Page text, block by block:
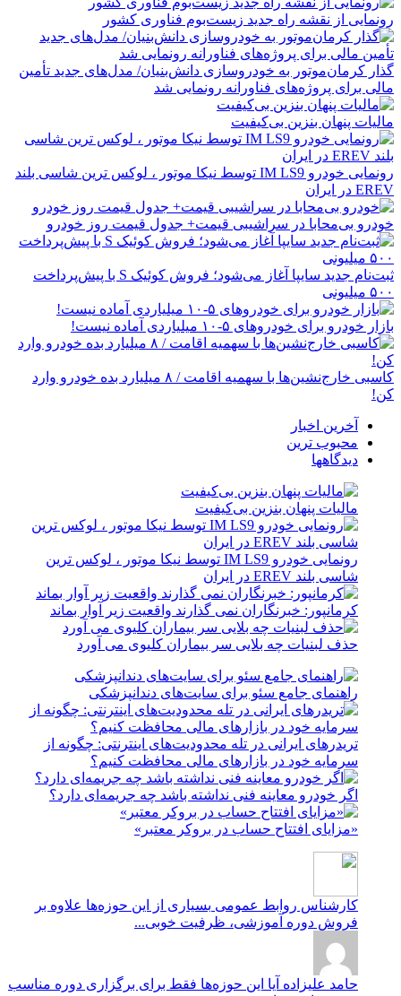
رونمایی از نقشه راه جدید زیست‌بوم فناوری کشور
گذار کرمان‌موتور به خودروسازی دانش‌بنیان/ مدل‌های جدید تأمین
مالی برای پروژه‌های فناورانه رونمایی شد
مالیات پنهان بنزین بی‌کیفیت
رونمایی خودرو IM LS9 توسط نیکا موتور ، لوکس ترین شاسی بلند
EREV در ایران
خودرو بی‌محابا در سراشیبی قیمت+ جدول قیمت روز خودرو
ثبت‌نام جدید سایپا آغاز می‌شود؛ فروش کوئیک S با پیش‌پرداخت
۵۰۰ میلیونی
بازار خودرو برای خودروهای ۵-۱۰ میلیاردی آماده نیست!
کاسبی خارج‌نشین‌ها با سهمیه اقامت / ۸ میلیارد بده خودرو وارد
کن!
آخرین اخبار
محبوب ترین
دیدگاهها
مالیات پنهان بنزین بی‌کیفیت
رونمایی خودرو IM LS9 توسط نیکا موتور ، لوکس ترین
شاسی بلند EREV در ایران
کرمانپور: خبرنگاران نمی گذارند واقعیت زیر آوار بماند
حذف لبنیات چه بلایی سر بیماران کلیوی می آورد
راهنمای جامع سئو برای سایت‌های دندانپزشکی
تریدرهای ایرانی در تله محدودیت‌های اینترنتی: چگونه از
سرمایه خود در بازارهای مالی محافظت کنیم؟
اگر خودرو معاینه فنی نداشته باشد چه جریمه‌ای دارد؟
«مزایای افتتاح حساب در بروکر معتبر»
کارشناس روابط عمومی بسیاری از این حوزه‌ها علاوه بر
فروش دوره آموزشی، ظرفیت خوبی...
حامد علیزاده آیا این حوزه‌ها فقط برای برگزاری دوره مناسب